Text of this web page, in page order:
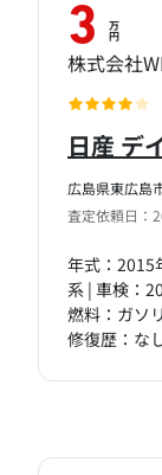
広島県東広島
査定依頼日：
日産 デ
年式：2015
系 | 車検：
燃料：ガソ
修復歴：な
3 万
円
株式会社